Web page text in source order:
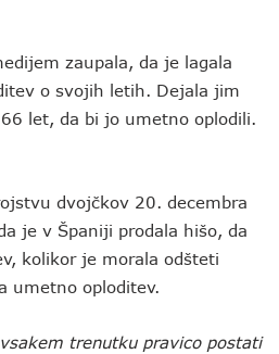
zaupala, da je lagala
o svojih letih. Dejala jim
let, da bi jo umetno oplodili.
dvojčkov 20. decembra
je v Španiji prodala hišo, da
kolikor je morala odšteti
umetno oploditev.
trenutku pravico postati